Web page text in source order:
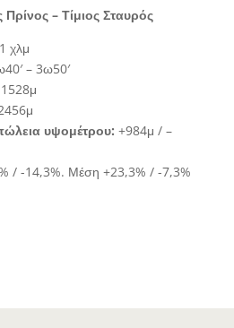
– Τίμιος Σταυρός
χλμ
– 3ω50′
1528μ
υψομέτρου: +984μ / –
/ -14,3%. Μέση +23,3% / -7,3%